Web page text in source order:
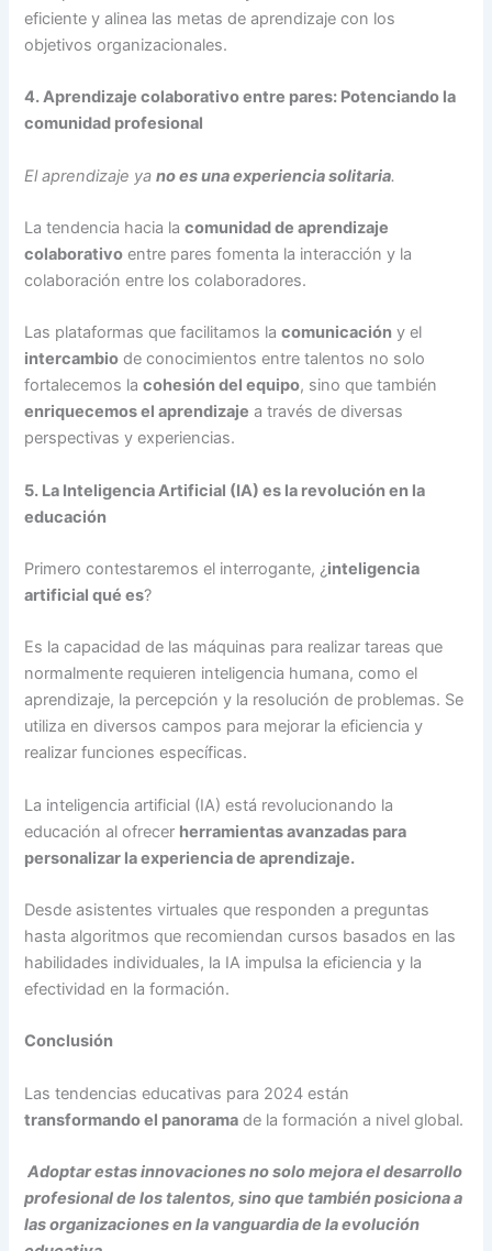
eficiente y alinea las metas de aprendizaje con los
objetivos organizacionales.
4. Aprendizaje colaborativo entre pares: Potenciando la
comunidad profesional
El aprendizaje yano es una experiencia solitaria.
La tendencia hacia lacomunidad de aprendizaje
colaborativo entre pares fomenta la interacción y la
colaboración entre los colaboradores.
Las plataformas que facilitamos lacomunicación y el
intercambio de conocimientos entre talentos no solo
fortalecemos lacohesión del equipo, sino que también
enriquecemos el aprendizaje a través de diversas
perspectivas y experiencias.
5. La Inteligencia Artificial (IA) es la revolución en la
educación
Primero contestaremos el interrogante, ¿inteligencia
artificial qué es?
Es la capacidad de las máquinas para realizar tareas que
normalmente requieren inteligencia humana, como el
aprendizaje, la percepción y la resolución de problemas. Se
utiliza en diversos campos para mejorar la eficiencia y
realizar funciones específicas.
La inteligencia artificial (IA) está revolucionando la
educación al ofrecer herramientas avanzadas para
personalizar la experiencia de aprendizaje.
Desde asistentes virtuales que responden a preguntas
hasta algoritmos que recomiendan cursos basados en las
habilidades individuales, la IA impulsa la eficiencia y la
efectividad en la formación.
Conclusión
Las tendencias educativas para 2024 están
transformando el panorama de la formación a nivel global.
Adoptar estas innovaciones no solo mejora el desarrollo
profesional de los talentos, sino que también posiciona a
las organizaciones en la vanguardia de la evolución